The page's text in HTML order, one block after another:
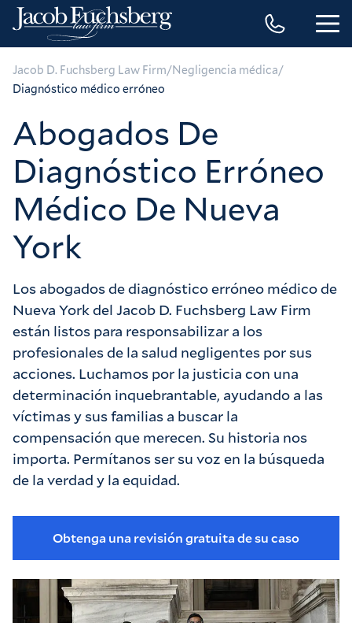
Jacob D. Fuchsberg Law Firm/Negligencia médica/
Diagnóstico médico erróneo
Abogados De
Diagnóstico Erróneo
Médico De Nueva
York
Los abogados de diagnóstico erróneo médico de
Nueva York del Jacob D. Fuchsberg Law Firm
están listos para responsabilizar a los
profesionales de la salud negligentes por sus
acciones. Luchamos por la justicia con una
determinación inquebrantable, ayudando a las
víctimas y sus familias a buscar la
compensación que merecen. Su historia nos
importa. Permítanos ser su voz en la búsqueda
de la verdad y la equidad.
Obtenga una revisión gratuita de su caso